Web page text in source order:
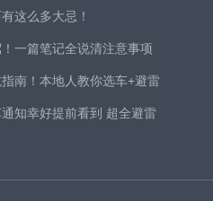
这么多大忌！
一篇笔记全说清注意事项
南！本地人教你选车+避雷
知幸好提前看到 超全避雷